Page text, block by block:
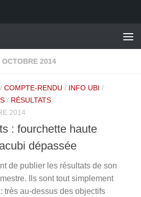
OCTOBRE 2014
/ COMPTE-RENDU / INFO UBI /
/ RÉSULTATS
2014
: fourchette haute
dépassée
de publier les résultats de son
Ils sont tout simplement
très au-dessus des objectifs